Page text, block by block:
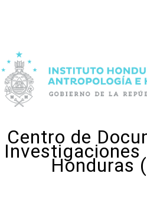
Centro de
Honduras